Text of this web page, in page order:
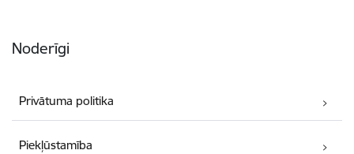
Noderīgi
Privātuma politika
Piekļūstamība